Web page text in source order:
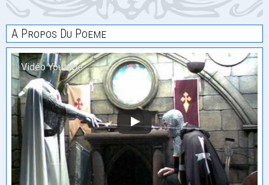
A Propos Du Poeme
Vidéo Youtube